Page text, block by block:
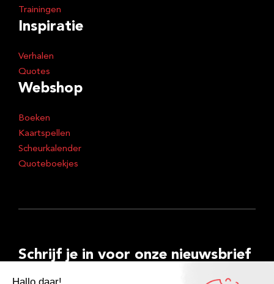
Trainingen
Inspiratie
Verhalen
Quotes
Webshop
Boeken
Kaartspellen
Scheurkalender
Quoteboekjes
Schrijf je in voor onze nieuwsbrief